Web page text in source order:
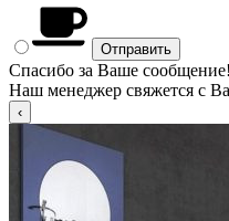
Спасибо за Ваше сообщение!
Наш менеджер свяжется с